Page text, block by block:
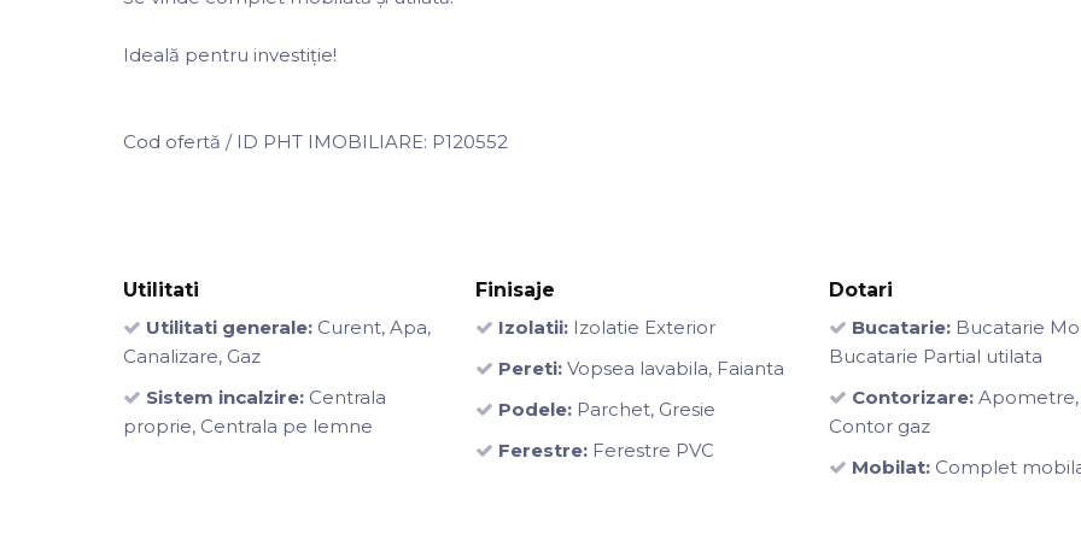
Ideală pentru investiție!
Cod ofertă / ID PHT IMOBILIARE: P120552
Utilitati
Utilitati generale: Curent, Apa,
Canalizare, Gaz
Sistem incalzire: Centrala
proprie, Centrala pe lemne
Finisaje
Izolatii: Izolatie Exterior
Pereti: Vopsea lavabila, Faianta
Podele: Parchet, Gresie
Ferestre: Ferestre PVC
Dotari
Bucatarie:Bucatarie
Bucatarie Partial utilata
Contorizare:Apometre,
Contor gaz
Mobilat:Complet